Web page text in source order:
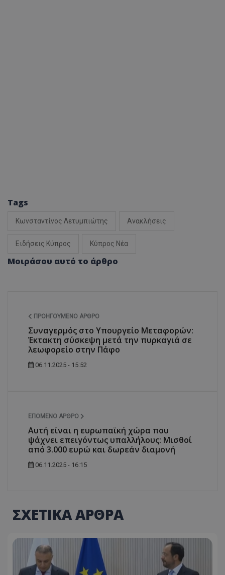
Tags
Κωνσταντίνος Λετυμπιώτης Ανακλήσεις
Ειδήσεις Κύπρος Κύπρος Νέα
Μοιράσου αυτό το άρθρο
ΠΡΟΗΓΟΎΜΕΝΟ ΆΡΘΡΟ
Συναγερμός στο Υπουργείο Μεταφορών:
Έκτακτη σύσκεψη μετά την πυρκαγιά σε
λεωφορείο στην Πάφο
06.11.2025 - 15:52
ΕΠΌΜΕΝΟ ΆΡΘΡΟ
Αυτή είναι η ευρωπαϊκή χώρα που
ψάχνει επειγόντως υπαλλήλους: Μισθοί
από 3.000 ευρώ και δωρεάν διαμονή
06.11.2025 - 16:15
ΣΧΕΤΙΚΑ ΑΡΘΡΑ